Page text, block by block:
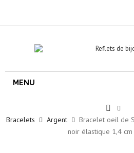
MENU
Bracelets Argent
Bracelet oeil de
noir élastique 1,4